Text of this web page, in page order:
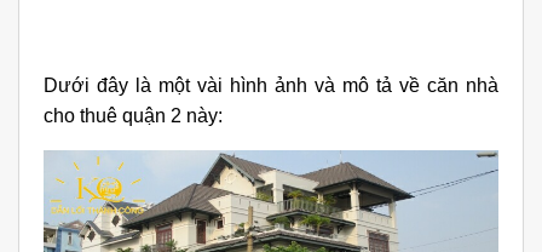
Dưới đây là một vài hình ảnh và mô tả về căn nhà
cho thuê quận 2 này: